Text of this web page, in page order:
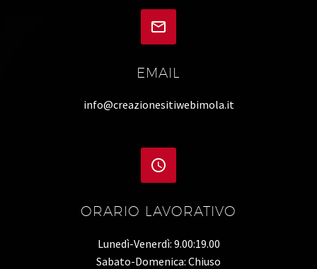


EMAIL
info@creazionesitiwebimola.it


ORARIO LAVORATIVO
Lunedì-Venerdì: 9.00:19.00
Sabato-Domenica: Chiuso